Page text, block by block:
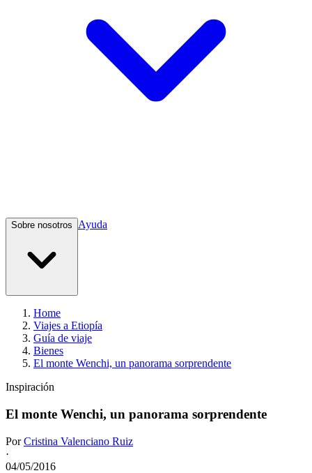
Sobre nosotros Ayuda
Home
Viajes a Etiopía
Guía de viaje
Bienes
El monte Wenchi, un panorama sorprendente
Inspiración
El monte Wenchi, un panorama sorprendente
PorCristina Valenciano Ruiz
·
04/05/2016